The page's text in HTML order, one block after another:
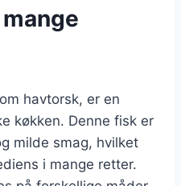
havtorsk, er en
køkken. Denne fisk er
milde smag, hvilket
i mange retter.